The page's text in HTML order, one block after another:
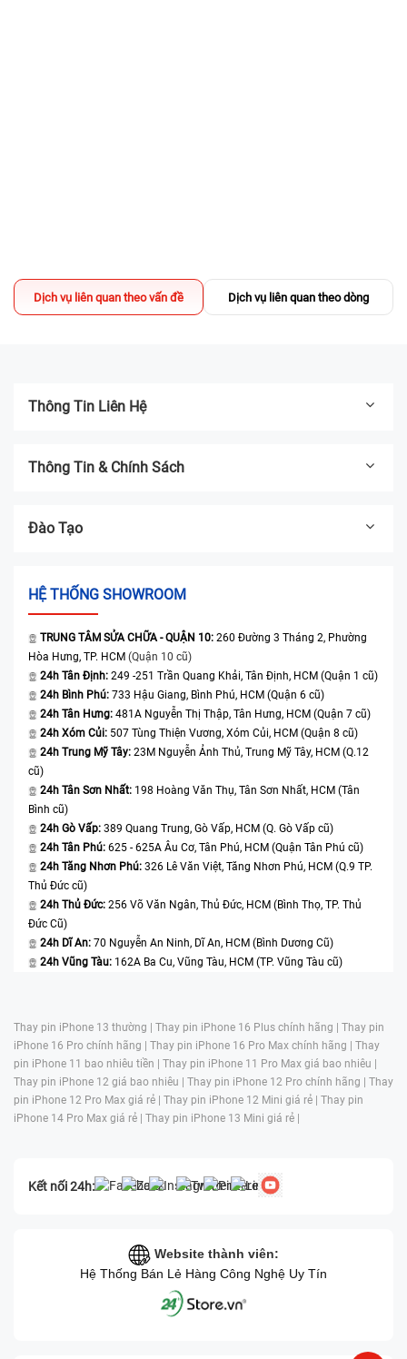
Bệnh Viện Điện Thoại, Laptop 24h
04/03/2025
Dịch vụ liên quan theo vấn đề Dịch vụ liên quan theo dòng
Thông Tin Liên Hệ
Thông Tin & Chính Sách
Đào Tạo
HỆ THỐNG SHOWROOM
TRUNG TÂM SỬA CHỮA - QUẬN 10: 260 Đường 3 Tháng 2, Phường
Hòa Hưng, TP. HCM (Quận 10 cũ)
24h Tân Định: 249 -251 Trần Quang Khải, Tân Định, HCM (Quận 1 cũ)
24h Bình Phú: 733 Hậu Giang, Bình Phú, HCM (Quận 6 cũ)
24h Tân Hưng: 481A Nguyễn Thị Thập, Tân Hưng, HCM (Quận 7 cũ)
24h Xóm Củi: 507 Tùng Thiện Vương, Xóm Củi, HCM (Quận 8 cũ)
24h Trung Mỹ Tây: 23M Nguyễn Ảnh Thủ, Trung Mỹ Tây, HCM (Q.12
cũ)
24h Tân Sơn Nhất: 198 Hoàng Văn Thụ, Tân Sơn Nhất, HCM (Tân
Bình cũ)
24h Gò Vấp: 389 Quang Trung, Gò Vấp, HCM (Q. Gò Vấp cũ)
24h Tân Phú: 625 - 625A Âu Cơ, Tân Phú, HCM (Quận Tân Phú cũ)
24h Tăng Nhơn Phú: 326 Lê Văn Việt, Tăng Nhơn Phú, HCM (Q.9 TP.
Thủ Đức cũ)
24h Thủ Đức: 256 Võ Văn Ngân, Thủ Đức, HCM (Bình Thọ, TP. Thủ
Đức Cũ)
24h Dĩ An: 70 Nguyễn An Ninh, Dĩ An, HCM (Bình Dương Cũ)
24h Vũng Tàu: 162A Ba Cu, Vũng Tàu, HCM (TP. Vũng Tàu cũ)
Thay pin iPhone 13 thường | Thay pin iPhone 16 Plus chính hãng | Thay pin
iPhone 16 Pro chính hãng | Thay pin iPhone 16 Pro Max chính hãng | Thay
pin iPhone 11 bao nhiêu tiền | Thay pin iPhone 11 Pro Max giá bao nhiêu |
Thay pin iPhone 12 giá bao nhiêu | Thay pin iPhone 12 Pro chính hãng | Thay
pin iPhone 12 Pro Max giá rẻ | Thay pin iPhone 12 Mini giá rẻ | Thay pin
iPhone 14 Pro Max giá rẻ | Thay pin iPhone 13 Mini giá rẻ |
Kết nối 24h:
Website thành viên:
Hệ Thống Bán Lẻ Hàng Công Nghệ Uy Tín